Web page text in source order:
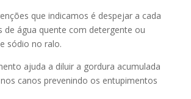
que indicamos é despejar a cada
de água quente com detergente ou
sódio no ralo.
ajuda a diluir a gordura acumulada
canos prevenindo os entupimentos